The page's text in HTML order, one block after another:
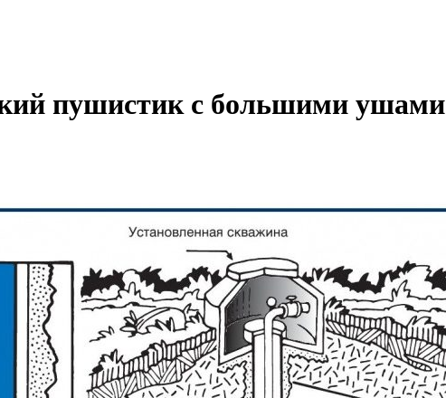
пушистик с большими ушами